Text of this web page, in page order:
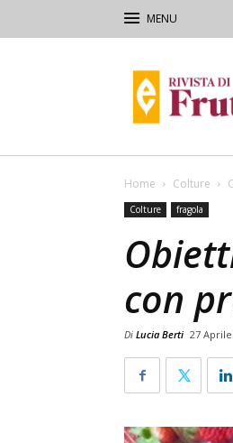
di
Frutticoltura
Home Colture
Colture fragola
con
Di Lucia Berti 27